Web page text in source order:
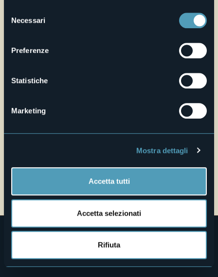
delNecessari
Preferenze
Statistiche
Marketing
Mostra dettagli
Accetta tutti
Accetta selezionati
Rifiuta
Cielo limpido 31,5°
Via Monte Grappa
28831 - Baveno (VB)